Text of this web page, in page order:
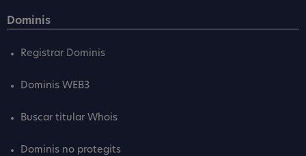
Dominis
Registrar Dominis
Dominis WEB3
Buscar titular Whois
Dominis no protegits